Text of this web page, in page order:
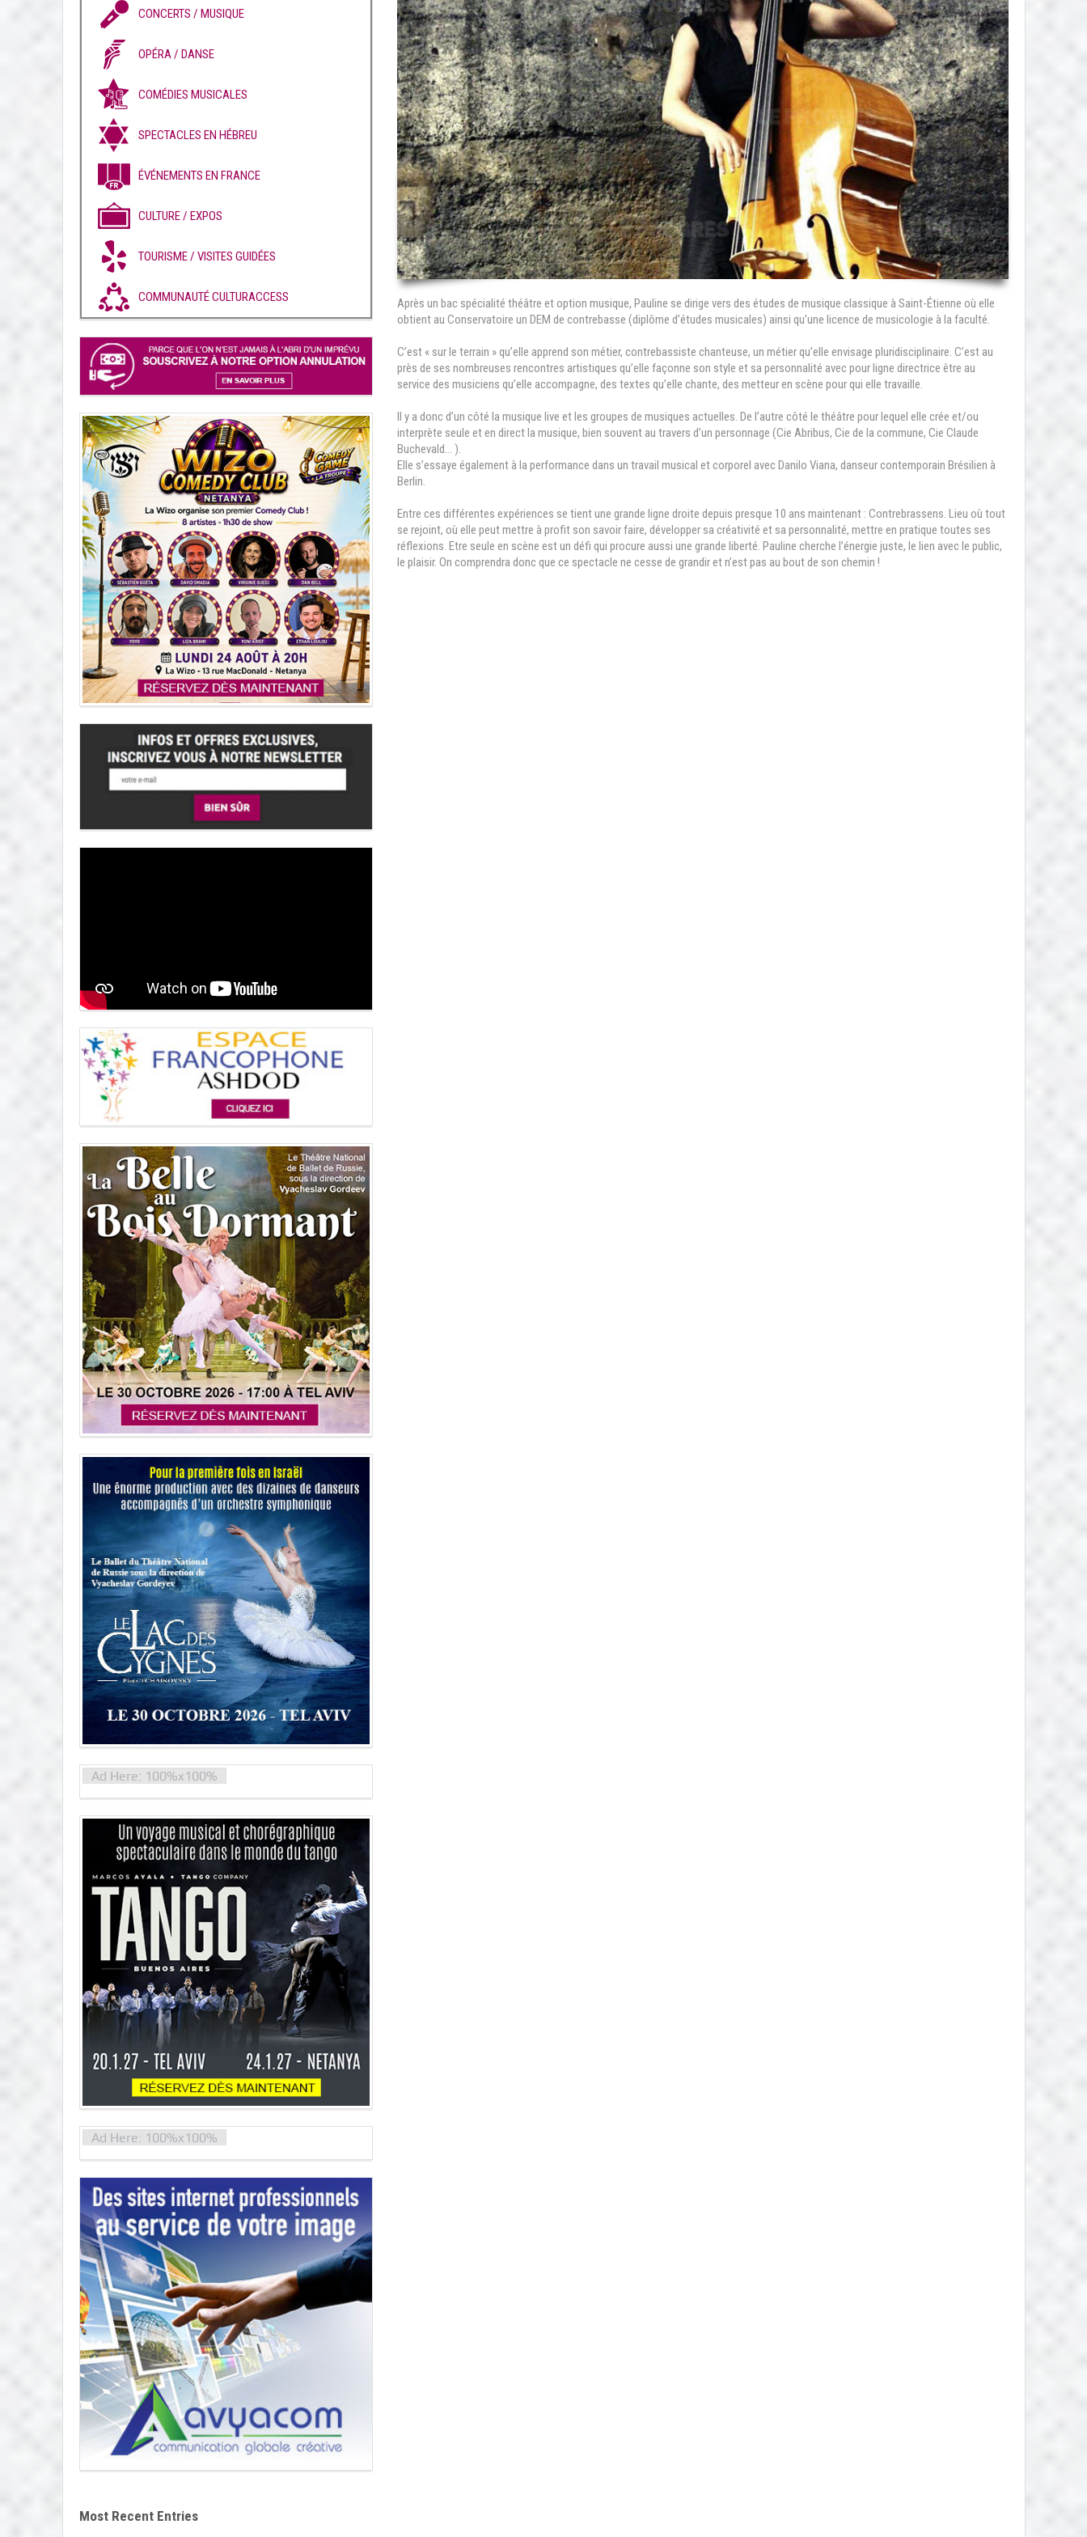
CONCERTS / MUSIQUE
OPÉRA / DANSE
COMÉDIES MUSICALES
SPECTACLES EN HÉBREU
ÉVÉNEMENTS EN FRANCE
CULTURE / EXPOS
TOURISME / VISITES GUIDÉES
COMMUNAUTÉ CULTURACCESS
Ad Here: 100%x100%
Ad Here: 100%x100%
Après un bac spécialité théâtre et option musique, Pauline se dirige vers des études de musique classique à Saint-Étienne où elle
obtient au Conservatoire un DEM de contrebasse (diplôme d’études musicales) ainsi qu’une licence de musicologie à la faculté.
C’est « sur le terrain » qu’elle apprend son métier, contrebassiste chanteuse, un métier qu’elle envisage pluridisciplinaire. C’est au
près de ses nombreuses rencontres artistiques qu’elle façonne son style et sa personnalité avec pour ligne directrice être au
service des musiciens qu’elle accompagne, des textes qu’elle chante, des metteur en scène pour qui elle travaille.
Il y a donc d’un côté la musique live et les groupes de musiques actuelles. De l’autre côté le théâtre pour lequel elle crée et/ou
interprète seule et en direct la musique, bien souvent au travers d’un personnage (Cie Abribus, Cie de la commune, Cie Claude
Buchevald… ).
Elle s’essaye également à la performance dans un travail musical et corporel avec Danilo Viana, danseur contemporain Brésilien à
Berlin.
Entre ces différentes expériences se tient une grande ligne droite depuis presque 10 ans maintenant : Contrebrassens. Lieu où tout
se rejoint, où elle peut mettre à profit son savoir faire, développer sa créativité et sa personnalité, mettre en pratique toutes ses
réflexions. Etre seule en scène est un défi qui procure aussi une grande liberté. Pauline cherche l’énergie juste, le lien avec le public,
le plaisir. On comprendra donc que ce spectacle ne cesse de grandir et n’est pas au bout de son chemin !
Most Recent Entries